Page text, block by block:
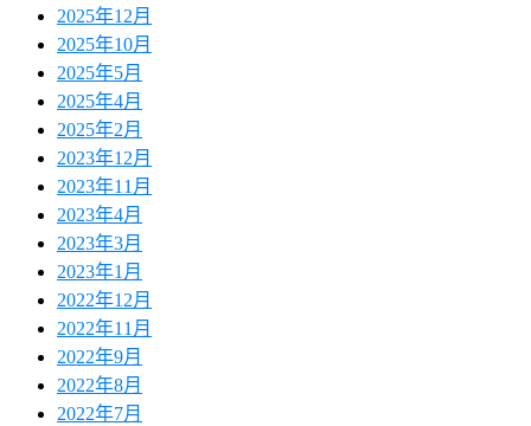
2025年12月
2025年10月
2025年5月
2025年4月
2025年2月
2023年12月
2023年11月
2023年4月
2023年3月
2023年1月
2022年12月
2022年11月
2022年9月
2022年8月
2022年7月